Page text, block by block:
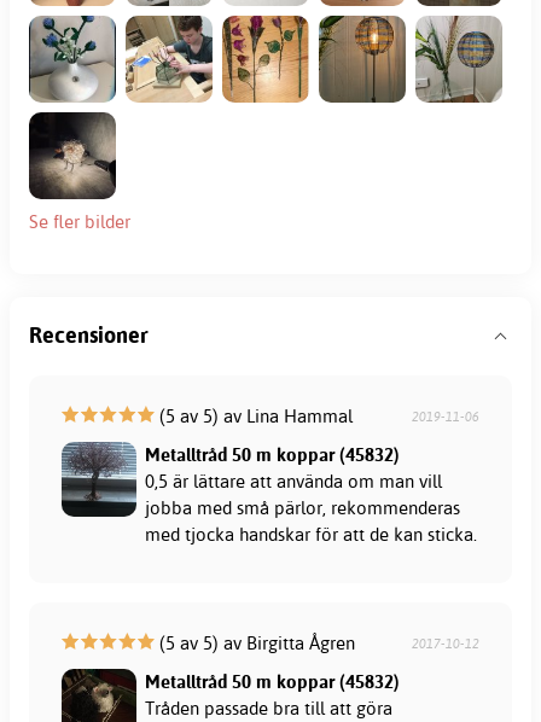
Se fler bilder
Recensioner
(5 av 5) av Lina Hammal 2019-11-06
Metalltråd 50 m koppar (45832)
0,5 är lättare att använda om man vill
jobba med små pärlor, rekommenderas
med tjocka handskar för att de kan sticka.
(5 av 5) av Birgitta Ågren 2017-10-12
Metalltråd 50 m koppar (45832)
Tråden passade bra till att göra